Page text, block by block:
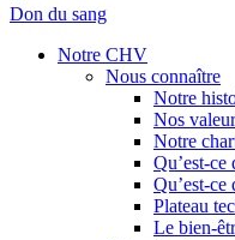
Don du sang
Notre CHV
Nous connaître
Notre
Nos
Notre
Qu’est-
Qu’est-ce
Plateau
Le bien-